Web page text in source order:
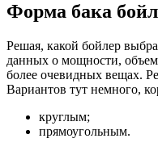
Форма бака
Решая, какой бойлер
данных о мощности,
более очевидных вещах.
Вариантов тут немного,
круглым;
прямоугольным.